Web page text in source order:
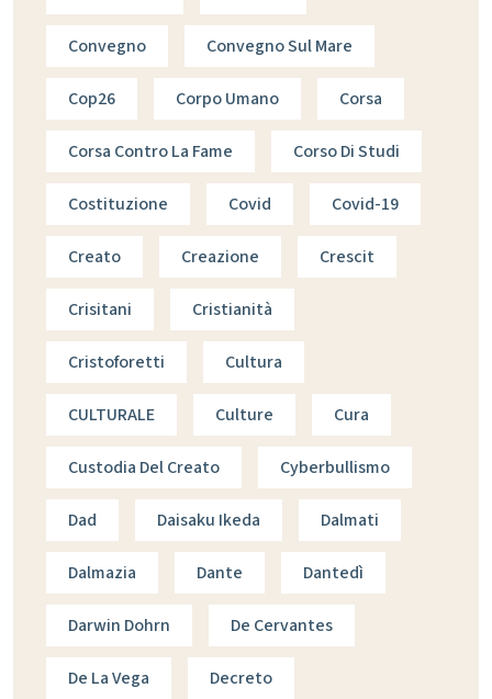
Convegno Convegno Sul Mare
Cop26 Corpo Umano Corsa
Corsa Contro La Fame Corso Di Studi
Costituzione Covid Covid-19
Creato Creazione Crescit
Crisitani Cristianità
Cristoforetti Cultura
CULTURALE Culture Cura
Custodia Del Creato Cyberbullismo
Dad Daisaku Ikeda Dalmati
Dalmazia Dante Dantedì
Darwin Dohrn De Cervantes
De La Vega Decreto